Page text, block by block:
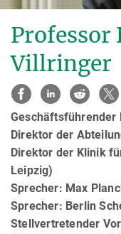
Professor
Villringer
Geschäftsführender
Direktor der
Direktor der Klinik
Leipzig)
Sprecher: Max
Sprecher: Berlin
Stellvertretender